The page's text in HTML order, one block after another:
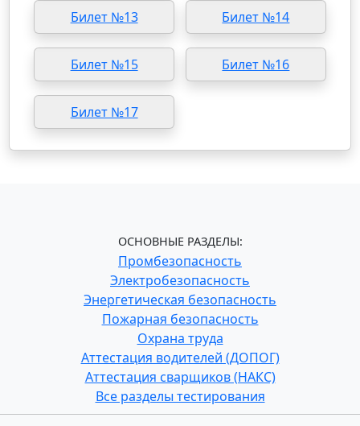
Билет №13 Билет №14
Билет №15 Билет №16
Билет №17
ОСНОВНЫЕ РАЗДЕЛЫ:
Промбезопасность
Электробезопасность
Энергетическая безопасность
Пожарная безопасность
Охрана труда
Аттестация водителей (ДОПОГ)
Аттестация сварщиков (НАКС)
Все разделы тестирования